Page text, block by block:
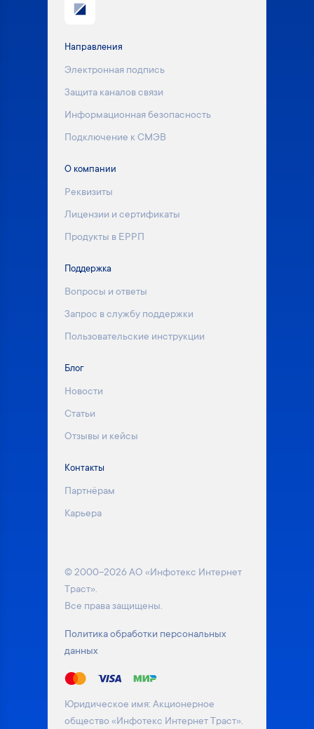
Направления
Электронная подпись
Защита каналов связи
Информационная безопасность
Подключение к СМЭВ
О компании
Реквизиты
Лицензии и сертификаты
Продукты в ЕРРП
Поддержка
Вопросы и ответы
Запрос в службу поддержки
Пользовательские инструкции
Блог
Новости
Статьи
Отзывы и кейсы
Контакты
Партнёрам
Карьера
© 2000–2026 АО «Инфотекс Интернет
Траст».
Все права защищены.
Политика обработки персональных
данных
Юридическое имя: Акционерное
общество «Инфотекс Интернет Траст».